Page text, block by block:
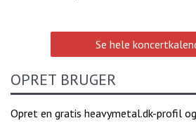
Se hele
OPRET BRUGER
Opret en gratis heavymetal.dk-profil